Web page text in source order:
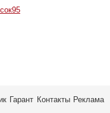
Гарант Контакты Реклама